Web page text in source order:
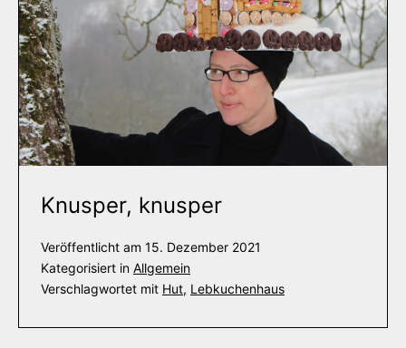
Knusper, knusper
Veröffentlicht am 15. Dezember 2021
Kategorisiert in Allgemein
Verschlagwortet mit Hut, Lebkuchenhaus